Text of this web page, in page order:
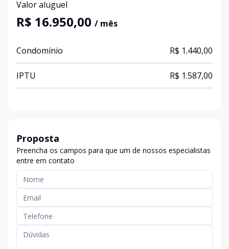
Valor aluguel
R$ 16.950,00 / mês
Condomínio R$ 1.440,00
IPTU R$ 1.587,00
Proposta
Preencha os campos para que um de nossos especialistas
entre em contato